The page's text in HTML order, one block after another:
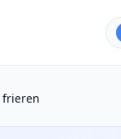
frieren